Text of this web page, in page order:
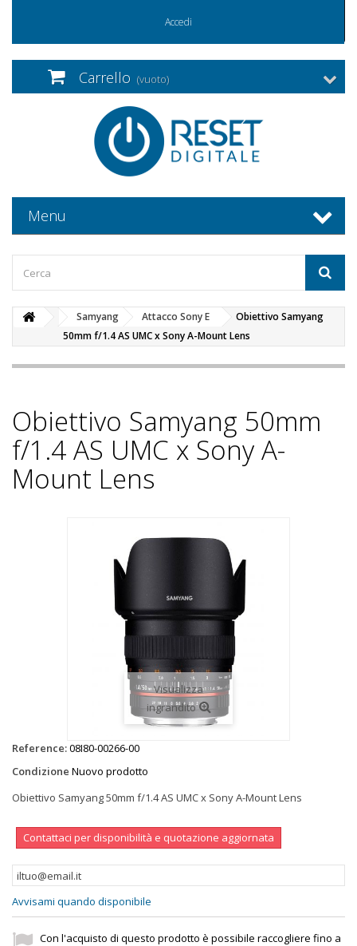
Accedi
Carrello (vuoto)
Menu
Samyang Attacco Sony E
Obiettivo Samyang
50mm f/1.4 AS UMC x Sony A-Mount Lens
Obiettivo Samyang 50mm
f/1.4 AS UMC x Sony A-
Mount Lens
Visualizza
ingrandito
Reference:08I80-00266-00
Condizione Nuovo prodotto
Obiettivo Samyang 50mm f/1.4 AS UMC x Sony A-Mount Lens
Contattaci per disponibilità e quotazione aggiornata
Avvisami quando disponibile
Con l'acquisto di questo prodotto è possibile raccogliere fino a